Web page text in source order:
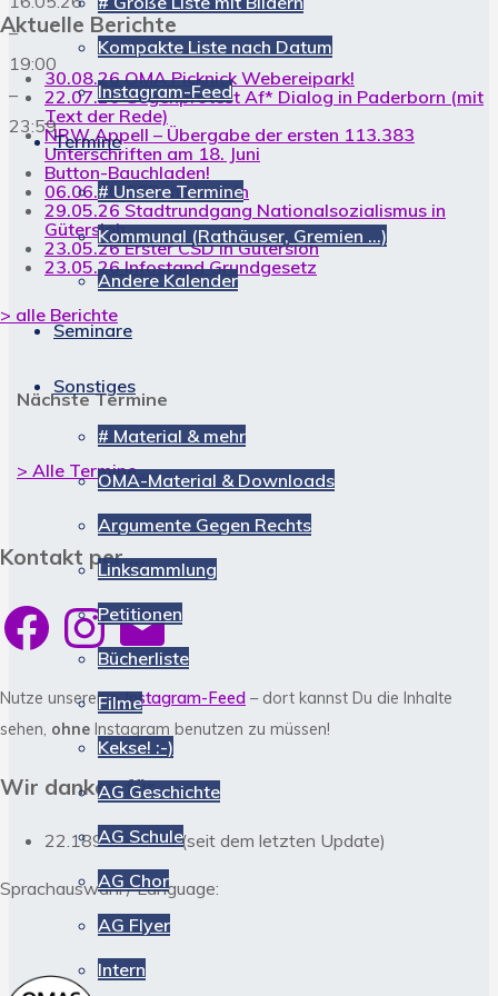
Kompakte Liste nach Datum
Instagram-Feed
Termine
# Unsere Termine
Kommunal (Rathäuser, Gremien …)
Andere Kalender
Seminare
Sonstiges
# Material & mehr
OMA-Material & Downloads
Argumente Gegen Rechts
Linksammlung
Petitionen
Bücherliste
Filme
Kekse! :-)
AG Geschichte
AG Schule
AG Chor
AG Flyer
Intern
–
19:00
–
23:59
Aktuelle Berichte
30.08.26 OMA Picknick Webereipark!
22.07.26 Gegenprotest Af* Dialog in Paderborn (mit
Text der Rede)
NRW Appell – Übergabe der ersten 113.383
Unterschriften am 18. Juni
Button-Bauchladen!
06.06.26 CSD in Hameln
29.05.26 Stadtrundgang Nationalsozialismus in
Gütersloh
23.05.26 Erster CSD in Gütersloh
23.05.26 Infostand Grundgesetz
> alle Berichte
Nächste Termine
> Alle Termine ...
Kontakt per …
FacebookInstagram
E-
Mail
Nutze unseren> Instagram-Feed – dort kannst Du die Inhalte
sehen, ohne Instagram benutzen zu müssen!
Wir danken für
22.189 Besuche (seit dem letzten Update)
Sprachauswahl / Language: